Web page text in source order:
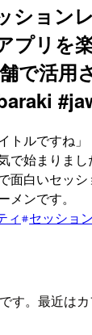
ション
プリを
で活用
トルですね
で始まりま
面白いセッ
メンです。
ィ セッショ
す。最近は